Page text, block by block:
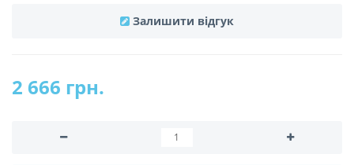
Залишити відгук
2 666 грн.